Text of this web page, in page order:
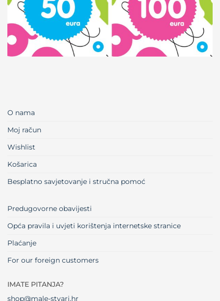
O nama
Moj račun
Wishlist
Košarica
Besplatno savjetovanje i stručna pomoć
Predugovorne obavijesti
Opća pravila i uvjeti korištenja internetske stranice
Plaćanje
For our foreign customers
IMATE PITANJA?
shop@male-stvari.hr